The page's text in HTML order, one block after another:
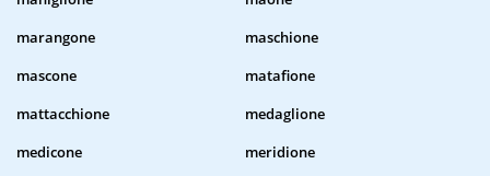
marangone
maschione
mascone
matafione
mattacchione
medaglione
medicone
meridione